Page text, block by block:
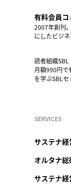
有料会員コ
2007年創刊
にしたビジ
読者組織SBL
月額990円で
を学ぶSBL
SERVICES
サステナ経
オルタナ総
サステナ経